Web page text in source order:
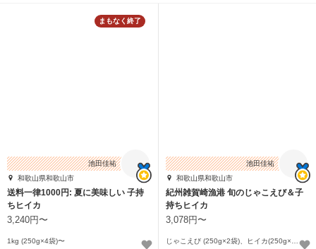
まもなく終了
池田佳祐
和歌山県和歌山市
送料一律1000円: 夏に美味しい 子持
ちヒイカ
3,240円〜
1kg (250g×4袋)〜
池田佳祐
和歌山県和歌山市
紀州雑賀崎漁港 旬のじゃこえび＆子
持ちヒイカ
3,078円〜